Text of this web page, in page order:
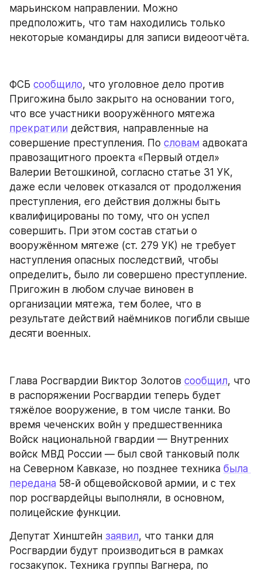
марьинском направлении. Можно
предположить, что там находились только
некоторые командиры для записи видеоотчёта.
ФСБ сообщило, что уголовное дело против
Пригожина было закрыто на основании того,
прекратили действия, направленные на
совершение преступления. По словам адвоката
правозащитного проекта «Первый отдел»
Валерии Ветошкиной, согласно статье 31 УК,
даже если человек отказался от продолжения
преступления, его действия должны быть
квалифицированы по тому, что он успел
совершить. При этом состав статьи о
вооружённом мятеже (ст. 279 УК) не требует
наступления опасных последствий, чтобы
определить, было ли совершено преступление.
Пригожин в любом случае виновен в
организации мятежа, тем более, что в
результате действий наёмников погибли свыше
десяти военных.
Глава Росгвардии Виктор Золотов сообщил, что
в распоряжении Росгвардии теперь будет
тяжёлое вооружение, в том числе танки. Во
время чеченских войн у предшественника
Войск национальной гвардии — Внутренних
войск МВД России — был свой танковый полк
на Северном Кавказе, но позднее техника была
передана 58-й общевойсковой армии, и с тех
пор росгвардейцы выполняли, в основном,
полицейские функции.
Депутат Хинштейн заявил, что танки для
Росгвардии будут производиться в рамках
госзакупок. Техника группы Вагнера, по